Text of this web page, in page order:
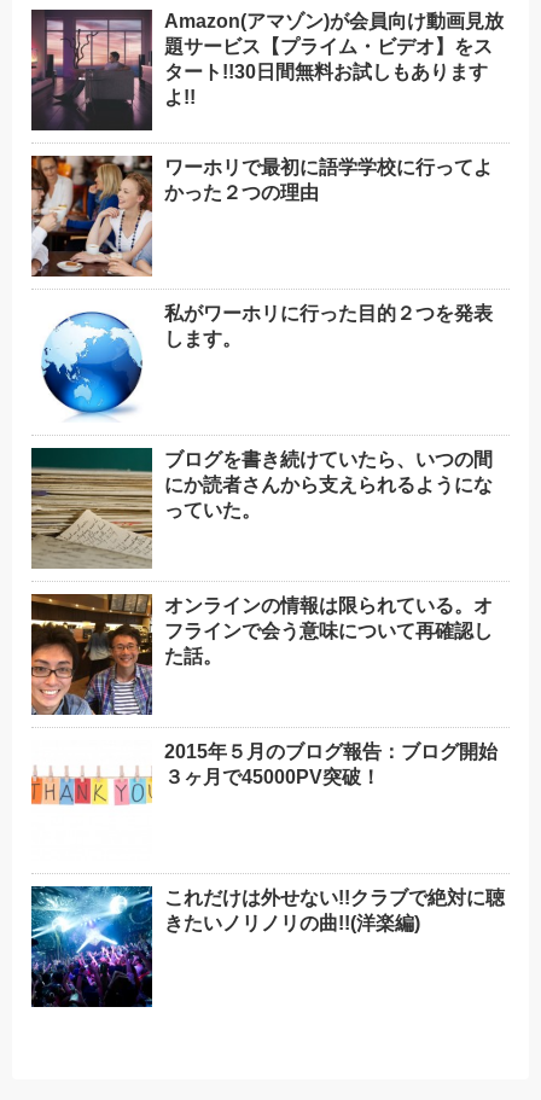
Amazon(アマゾン)が会員向け動画見放
題サービス【プライム・ビデオ】をス
タート!!30日間無料お試しもあります
よ!!
ワーホリで最初に語学学校に行ってよ
かった２つの理由
私がワーホリに行った目的２つを発表
します。
ブログを書き続けていたら、いつの間
にか読者さんから支えられるようにな
っていた。
オンラインの情報は限られている。オ
フラインで会う意味について再確認し
た話。
2015年５月のブログ報告：ブログ開始
３ヶ月で45000PV突破！
これだけは外せない!!クラブで絶対に聴
きたいノリノリの曲!!(洋楽編)